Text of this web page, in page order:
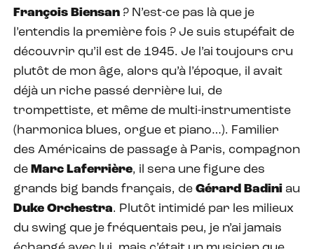
François Biensan ? N’est-ce pas là que je
l’entendis la première fois ? Je suis stupéfait de
découvrir qu’il est de 1945. Je l’ai toujours cru
plutôt de mon âge, alors qu’à l’époque, il avait
déjà un riche passé derrière lui, de
trompettiste, et même de multi-instrumentiste
(harmonica blues, orgue et piano…). Familier
des Américains de passage à Paris, compagnon
de Marc Laferrière, il sera une figure des
grands big bands français, de Gérard Badini au
Duke Orchestra. Plutôt intimidé par les milieux
du swing que je fréquentais peu, je n’ai jamais